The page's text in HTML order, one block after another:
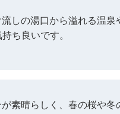
しの湯口から溢れる温
ち良いです。
素晴らしく、春の桜や